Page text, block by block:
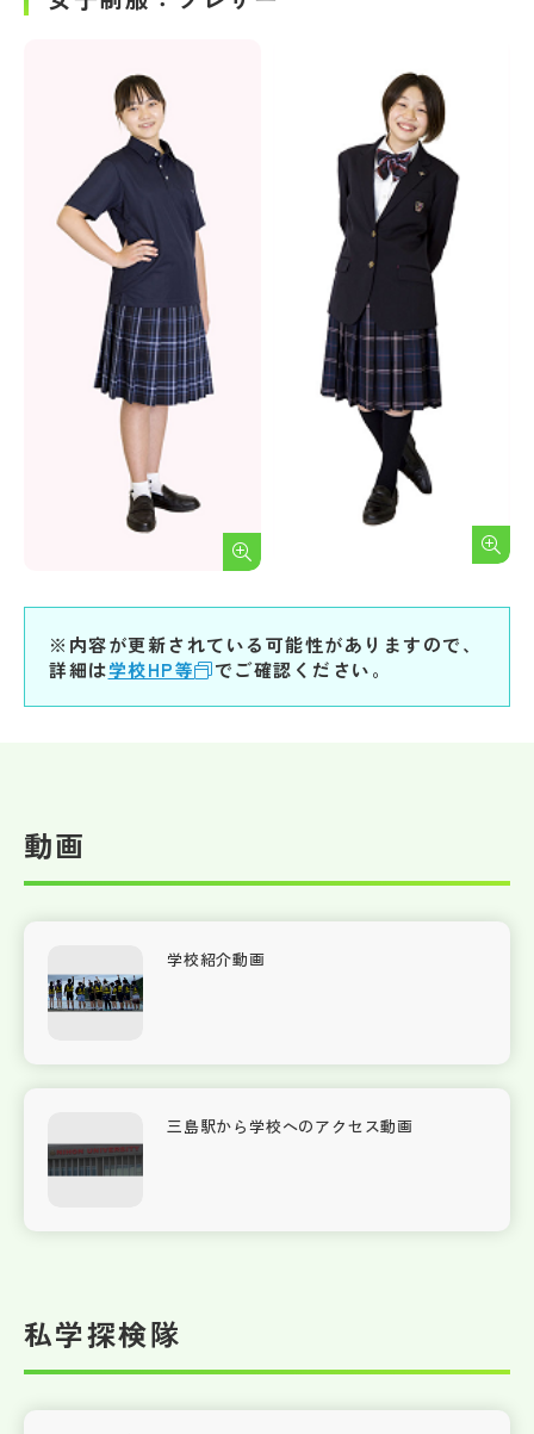
※内容が更新されている可能性がありますので、
詳細は学校HP等 でご確認ください。
動画
学校紹介動画
三島駅から学校へのアクセス動画
私学探検隊